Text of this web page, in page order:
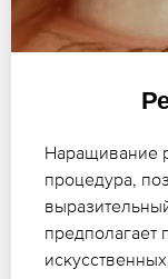
Наращивание
процедура,
предполагает